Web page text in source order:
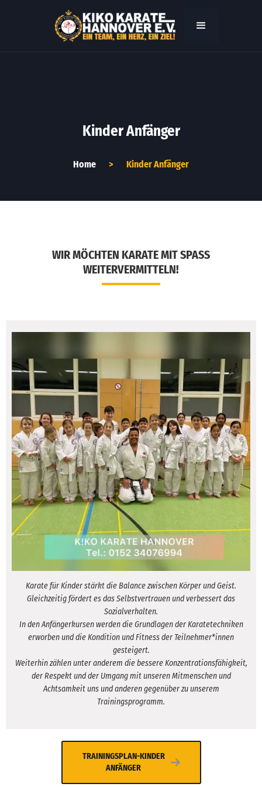
Kinder Anfänger
Home > Kinder Anfänger
WIR MÖCHTEN KARATE MIT SPASS
WEITERVERMITTELN!
Karate für Kinder stärkt die Balance zwischen Körper und Geist.
Gleichzeitig fördert es das Selbstvertrauen und verbessert das
Sozialverhalten.
In den Anfängerkursen werden die Grundlagen der Karatetechniken
erworben und die Kondition und Fitness der Teilnehmer*innen
gesteigert.
Weiterhin zählen unter anderem die bessere Konzentrationsfähigkeit,
der Respekt und der Umgang mit unseren Mitmenschen und
Achtsamkeit uns und anderen gegenüber zu unserem
Trainingsprogramm.
TRAININGSPLAN-KINDER
ANFÄNGER